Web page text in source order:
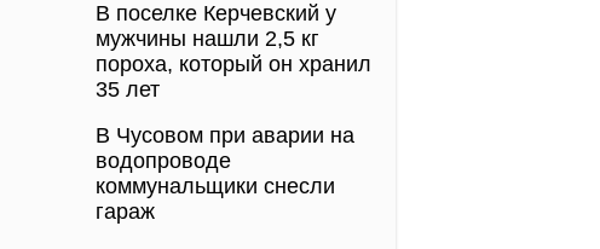
В поселке Керчевский у
мужчины нашли 2,5 кг
пороха, который он хранил
35 лет
В Чусовом при аварии на
водопроводе
коммунальщики снесли
гараж